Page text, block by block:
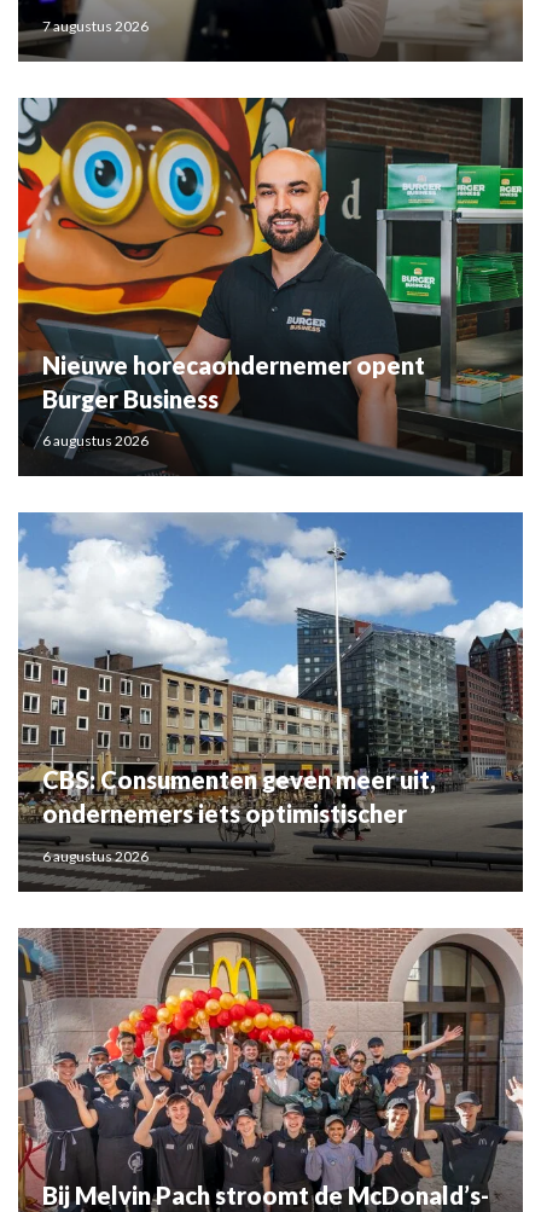
7 augustus 2026
Nieuwe horecaondernemer opent
Burger Business
6 augustus 2026
CBS: Consumenten geven meer uit,
ondernemers iets optimistischer
6 augustus 2026
Bij Melvin Pach stroomt de McDonald’s-